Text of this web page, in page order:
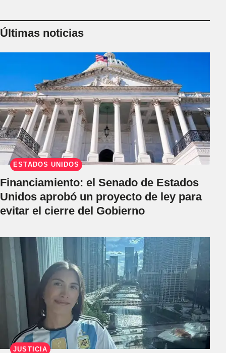
Últimas noticias
ESTADOS UNIDOS
Financiamiento: el Senado de Estados
Unidos aprobó un proyecto de ley para
evitar el cierre del Gobierno
JUSTICIA